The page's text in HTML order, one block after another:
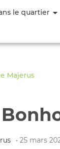
le quartier
Majerus
• 25 mars